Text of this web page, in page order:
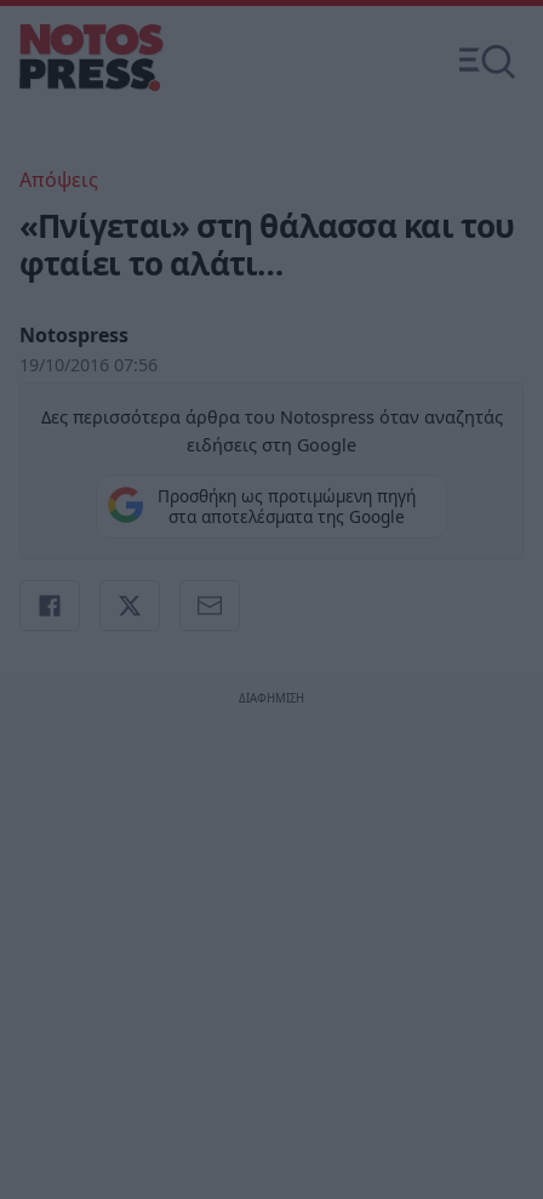
Απόψεις
«Πνίγεται» στη θάλασσα και του
φταίει το αλάτι…
Notospress
19/10/2016 07:56
Δες περισσότερα άρθρα του Notospress όταν αναζητάς
ειδήσεις στη Google
Προσθήκη ως προτιμώμενη πηγή
στα αποτελέσματα της Google